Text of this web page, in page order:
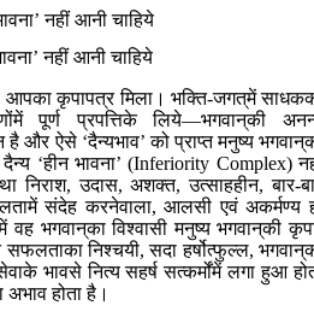
नहीं आनी चाहिये
नहीं आनी चाहिये
आपका कृपापत्र मिला। भक्ति-जगत‍्में
पूर्ण प्रपत्तिके लिये—भगवान‍्की
और ऐसे ‘दैन्यभाव’ को प्राप्त मनुष्य
‘हीन भावना’ (Inferiority Complex)
निराश, उदास, अशक्त, उत्साहहीन, बार-
संदेह करनेवाला, आलसी एवं अकर्मण्य
भगवान‍्का विश्वासी मनुष्य भगवान‍्की
निश्चयी, सदा हर्षोत्फुल्ल,
भावसे नित्य सहर्ष सत्कर्मोंमें लगा हुआ
अभाव होता है।